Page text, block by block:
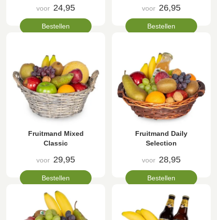
voor 24,95
Bestellen
voor 26,95
Bestellen
Fruitmand Mixed
Classic
voor 29,95
Bestellen
Fruitmand Daily
Selection
voor 28,95
Bestellen